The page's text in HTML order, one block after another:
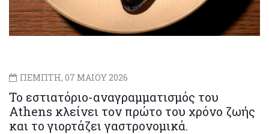
ΠΕΜΠΤΗ, 07 ΜΑΙΟΥ 2026
Το εστιατόριο-αναγραμματισμός του
Athens κλείνει τον πρώτο του χρόνο ζωής
και το γιορτάζει γαστρονομικά.